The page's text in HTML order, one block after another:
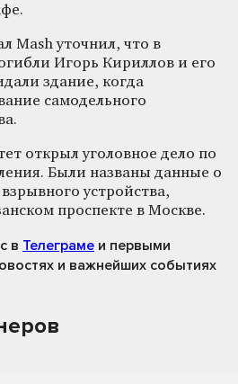
Mash уточнил, что в
Игорь Кириллов и его
здание, когда
самодельного
открыл уголовное дело по
Были названы данные о
устройства,
проспекте в Москве.
в Телеграме и первыми
и важнейших событиях